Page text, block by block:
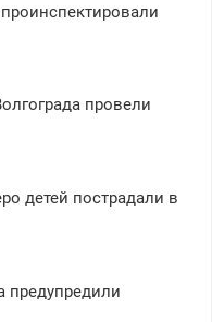
провели
детей пострадали в